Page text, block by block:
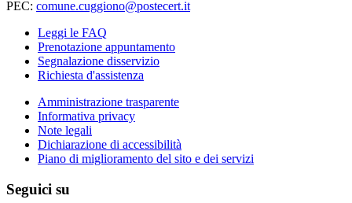
PEC: comune.cuggiono@postecert.it
Leggi le FAQ
Prenotazione appuntamento
Segnalazione disservizio
Richiesta d'assistenza
Amministrazione trasparente
Informativa privacy
Note legali
Dichiarazione di accessibilità
Piano di miglioramento del sito e dei servizi
Seguici su